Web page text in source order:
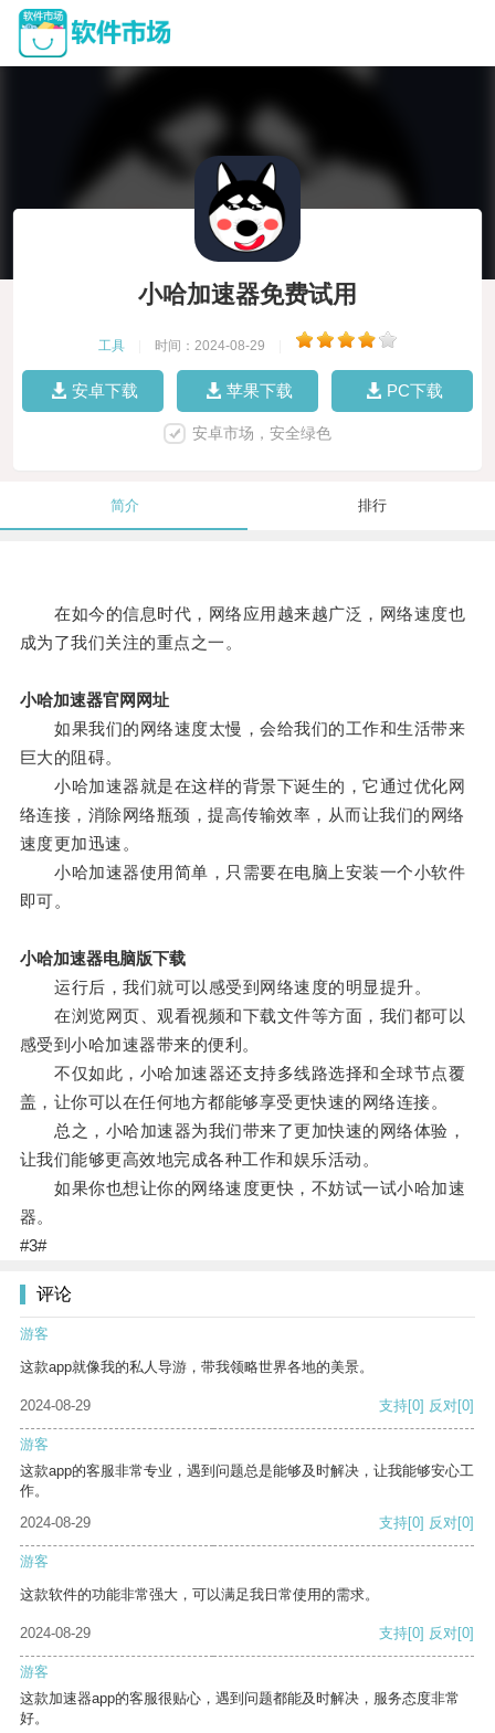
小哈加速器免费试用
工具 时间：2024-08-29
安卓下载 苹果下载 PC下载
安卓市场，安全绿色
简介 排行
在如今的信息时代，网络应用越来越广泛，网络速度也
成为了我们关注的重点之一。
小哈加速器官网网址
如果我们的网络速度太慢，会给我们的工作和生活带来
巨大的阻碍。
小哈加速器就是在这样的背景下诞生的，它通过优化网
络连接，消除网络瓶颈，提高传输效率，从而让我们的网络
速度更加迅速。
小哈加速器使用简单，只需要在电脑上安装一个小软件
即可。
小哈加速器电脑版下载
运行后，我们就可以感受到网络速度的明显提升。
在浏览网页、观看视频和下载文件等方面，我们都可以
感受到小哈加速器带来的便利。
不仅如此，小哈加速器还支持多线路选择和全球节点覆
盖，让你可以在任何地方都能够享受更快速的网络连接。
总之，小哈加速器为我们带来了更加快速的网络体验，
让我们能够更高效地完成各种工作和娱乐活动。
如果你也想让你的网络速度更快，不妨试一试小哈加速
器。
#3#
评论
游客
这款app就像我的私人导游，带我领略世界各地的美景。
2024-08-29 支持[0] 反对[0]
游客
这款app的客服非常专业，遇到问题总是能够及时解决，让我能够安心工
作。
2024-08-29
支持[0] 反对[0]
游客
这款软件的功能非常强大，可以满足我日常使用的需求。
2024-08-29 支持[0] 反对[0]
游客
这款加速器app的客服很贴心，遇到问题都能及时解决，服务态度非常
好。